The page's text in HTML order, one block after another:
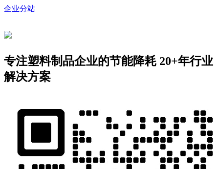
企业分站
专注塑料制品企业的节能降耗 20+年行业
解决方案